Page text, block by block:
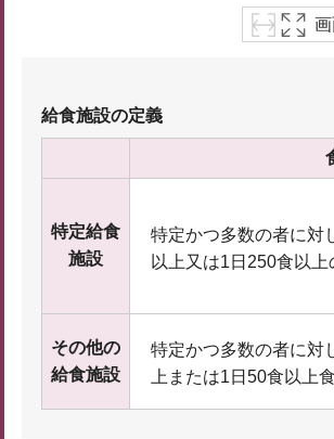
給食施設の定義
特定給食
施設
特定かつ多数の者に対
以上又は1日250食以
その他の
給食施設
特定かつ多数の者に対
上または1日50食以上